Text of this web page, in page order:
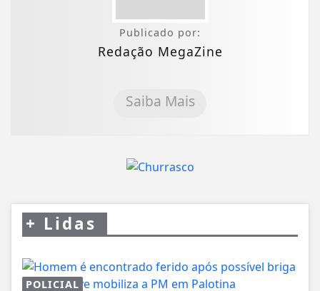
Publicado por:
Redação MegaZine
Saiba Mais
+ Lidas
POLICIAL